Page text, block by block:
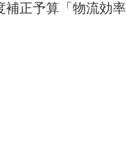
補正予算「物流効